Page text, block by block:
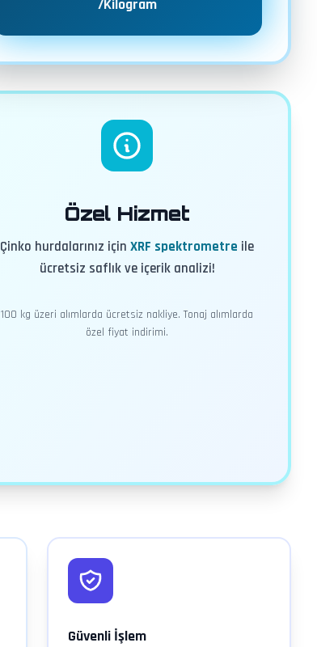
/Kilogram
Özel Hizmet
Çinko hurdalarınız içinXRF spektrometre ile
ücretsiz saflık ve içerik analizi!
100 kg üzeri alımlarda ücretsiz nakliye. Tonaj alımlarda
özel fiyat indirimi.
Güvenli İşlem